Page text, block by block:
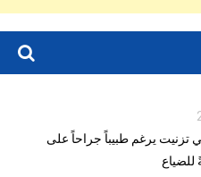
تزنيت يرغم طبيباً جراحاً على
للضياع